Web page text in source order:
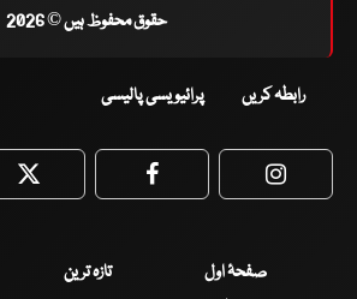
حقوق محفوظ ہیں © 2026
رابطہ کریں پرائیویسی پالیسی
Twitter Facebook
صفحۂ اول تازہ ترین